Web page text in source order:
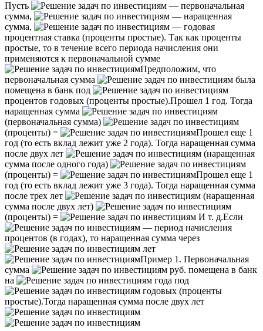
Пусть
— первоначальная
сумма,
— наращенная
сумма,
— годовая
процентная ставка (проценты простые). Так как проценты
простые, то в течение всего периода начисления они
применяются к первоначальной сумме
Предположим, что
первоначальная сумма
была
помещена в банк под
процентов годовых (проценты простые).Прошел 1 год. Тогда
наращенная сумма
(первоначальная сумма)
(проценты) =
Прошел еще 1
год (то есть вклад лежит уже 2 года). Тогда наращенная сумма
после двух лет
(наращенная
сумма после одного года)
(проценты) =
Прошел еще 1
год (то есть вклад лежит уже 3 года). Тогда наращенная сумма
после трех лет
(наращенная
сумма после двух лет)
(проценты) =
И т. д.Если
— период начисления
процентов (в годах), то наращенная сумма через
лет
Пример 1. Первоначальная
сумма
руб. помещена в банк
на
года под
годовых (проценты
простые).Тогда наращенная сумма после двух лет